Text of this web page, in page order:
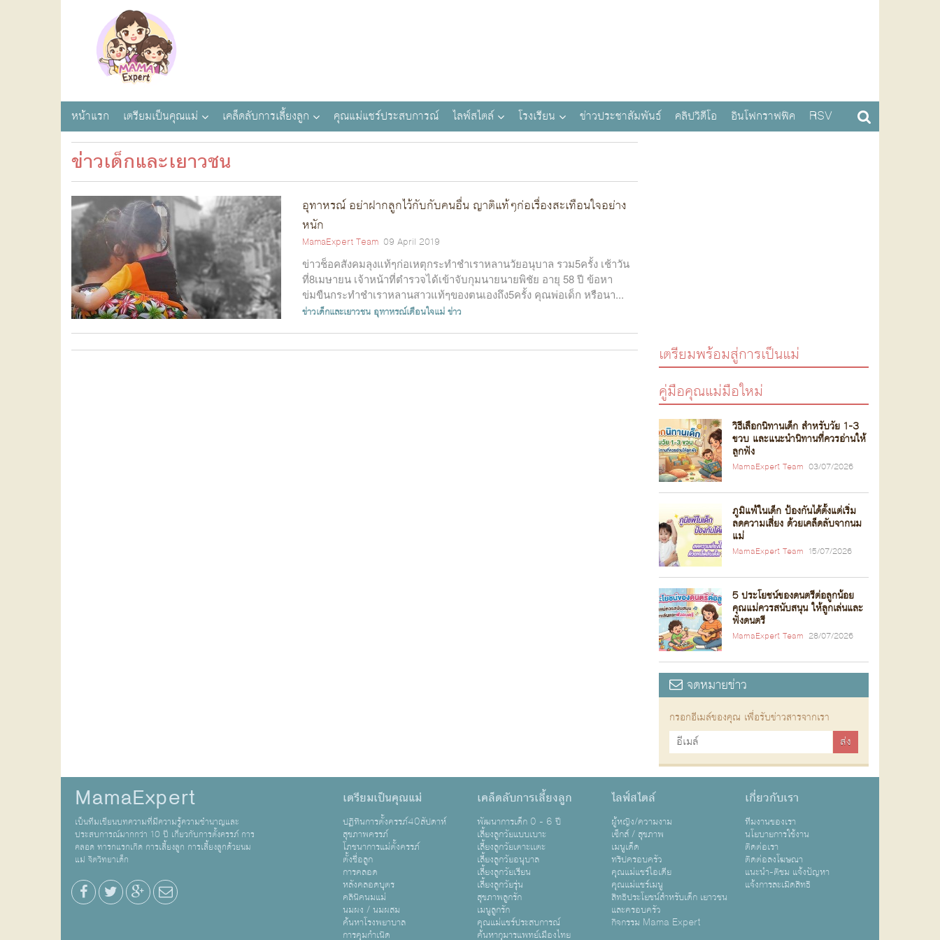
หน้าแรก เตรียมเป็นคุณแม่ เคล็ดลับการเลี้ยงลูก คุณแม่แชร์ประสบการณ์ ไลฟ์สไตล์ โรงเรียน ข่าวประชาสัมพันธ์ คลิปวิดีโอ อินโฟกราฟฟิค RSV
ข่าวเด็กและเยาวชน
อุทาหรณ์ อย่าฝากลูกไว้กับกับคนอื่น ญาติแท้ๆก่อเรื่องสะเทือนใจอย่าง
หนัก
MamaExpert Team 09 April 2019
ข่าวช็อคสังคมลุงแท้ๆก่อเหตุกระทำชำเราหลานวัยอนุบาล รวม5ครั้ง เช้าวัน
ที่8เมษายน เจ้าหน้าที่ตำรวจได้เข้าจับกุมนายนายพิชัย อายุ 58 ปี ข้อหา
ข่มขืนกระทำชำเราหลานสาวแท้ๆของตนเองถึง5ครั้ง คุณพ่อเด็ก หรือนา...
ข่าวเด็กและเยาวชน อุทาหรณ์เตือนใจแม่ข่าว
เตรียมพร้อมสู่การเป็นแม่
คู่มือคุณแม่มือใหม่
วิธีเลือกนิทานเด็ก สำหรับวัย 1-3
ขวบ และแนะนำนิทานที่ควรอ่านให้
ลูกฟัง
MamaExpert Team 03/07/2026
ภูมิแพ้ในเด็ก ป้องกันได้ตั้งแต่เริ่ม
ลดความเสี่ยง ด้วยเคล็ดลับจากนม
แม่
MamaExpert Team 15/07/2026
5 ประโยชน์ของดนตรีต่อลูกน้อย
คุณแม่ควรสนับสนุน ให้ลูกเล่นและ
ฟังดนตรี
MamaExpert Team 28/07/2026
จดหมายข่าว
กรอกอีเมล์ของคุณ เพื่อรับข่าวสารจากเรา
MamaExpert
เป็นทีมเขียนบทความที่มีความรู้ความชำนาญและ
ประสบการณ์มากกว่า 10 ปี เกี่ยวกับการตั้งครรภ์ การ
คลอด ทารกแรกเกิด การเลี้ยงลูก การเลี้ยงลูกด้วยนม
แม่ จิตวิทยาเด็ก
เตรียมเป็นคุณแม่
ปฏิทินการตั้งครรภ์40สัปดาห์
สุขภาพครรภ์
โภชนาการแม่ตั้งครรภ์
ตั้งชื่อลูก
การคลอด
หลังคลอดบุตร
คลินิคนมแม่
นมผง / นมผสม
ค้นหาโรงพยาบาล
การคุมกำเนิด
เคล็ดลับการเลี้ยงลูก
พัฒนาการเด็ก 0 - 6 ปี
เลี้ยงลูกวัยแบบเบาะ
เลี้ยงลูกวัยเตาะเเตะ
เลี้ยงลูกวัยอนุบาล
เลี้ยงลูกวัยเรียน
เลี้ยงลูกวัยรุ่น
สุขภาพลูกรัก
เมนูลูกรัก
คุณแม่แชร์ประสบการณ์
ค้นหากุมารแพทย์เมืองไทย
ไลฟ์สไตล์
ผู้หญิง/ความงาม
เซ็กส์ / สุขภาพ
เมนูเด็ด
ทริปครอบครัว
คุณแม่แชร์ไอเดีย
คุณแม่แชร์เมนู
สิทธิประโยชน์สำหรับเด็ก เยาวชน
และครอบครัว
กิจกรรม Mama Expert
เกี่ยวกับเรา
ทีมงานของเรา
นโยบายการใช้งาน
ติดต่อเรา
ติดต่อลงโฆษณา
แนะนำ-ติชม แจ้งปัญหา
แจ้งการละเมิดสิทธิ